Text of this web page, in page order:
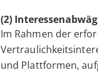
(2)
Im Rahmen der
und Plattformen,